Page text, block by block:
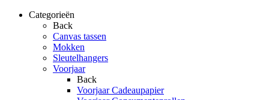
Categorieën
Back
Canvas tassen
Mokken
Sleutelhangers
Voorjaar
Back
Voorjaar Cadeaupapier